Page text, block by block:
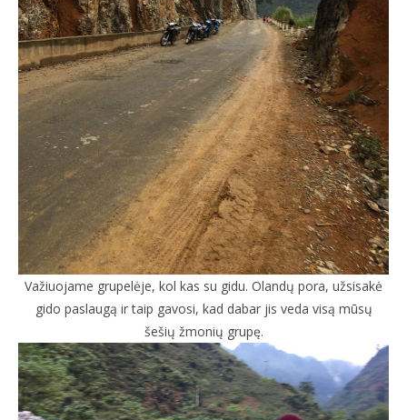
Važiuojame grupelėje, kol kas su gidu. Olandų pora, užsisakė
gido paslaugą ir taip gavosi, kad dabar jis veda visą mūsų
šešių žmonių grupę.